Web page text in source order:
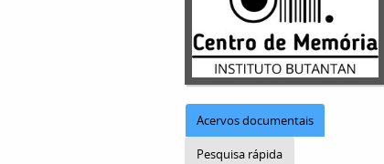
Acervos documentais
Pesquisa rápida